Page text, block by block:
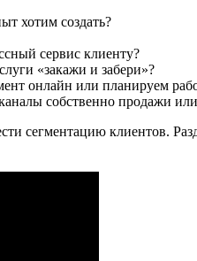
хотим создать?
сервис клиенту?
«закажи и забери»?
онлайн или планируем
собственно продажи
сегментацию клиентов.